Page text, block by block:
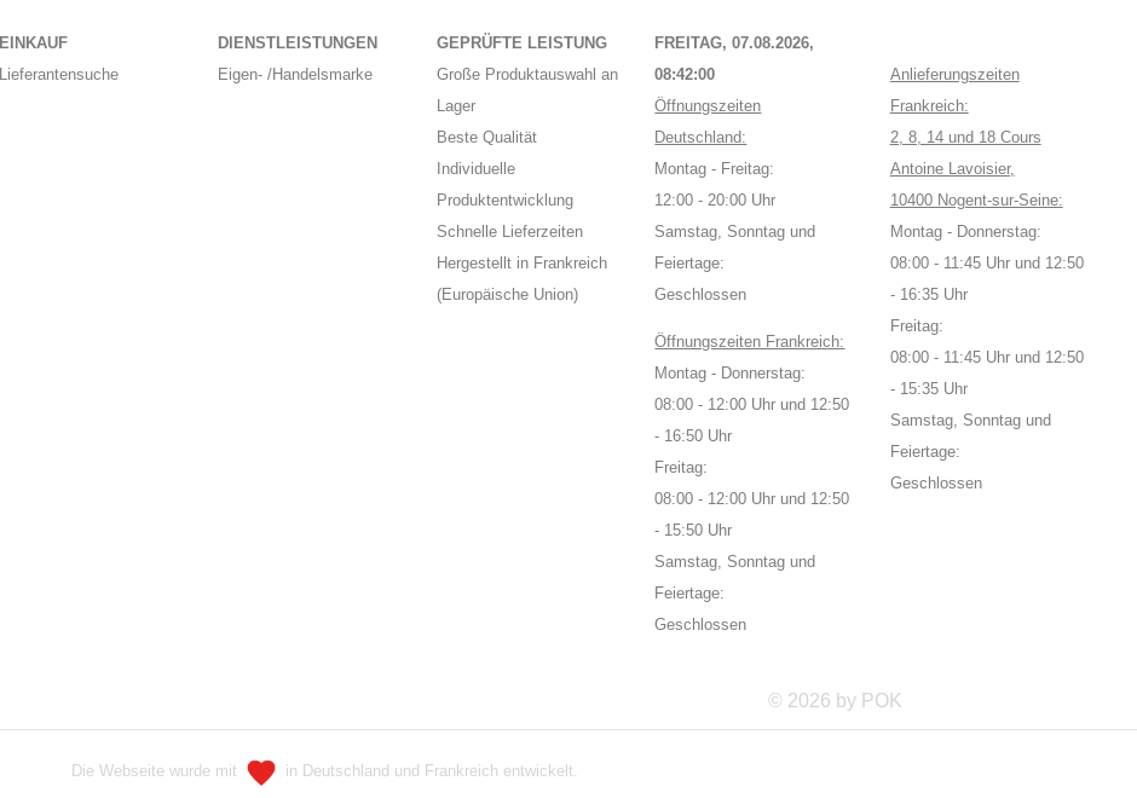
EINKAUF
Lieferantensuche
DIENSTLEISTUNGEN
Eigen- /Handelsmarke
GEPRÜFTE LEISTUNG
Große Produktauswahl an
Lager
Beste Qualität
Individuelle
Produktentwicklung
Schnelle Lieferzeiten
Hergestellt in Frankreich
(Europäische Union)
FREITAG, 07.08.2026,
08:42:01
Öffnungszeiten
Deutschland:
Montag - Freitag:
12:00 - 20:00 Uhr
Samstag, Sonntag und
Feiertage:
Geschlossen
Öffnungszeiten Frankreich:
Montag - Donnerstag:
08:00 - 12:00 Uhr und 12:50
- 16:50 Uhr
Freitag:
08:00 - 12:00 Uhr und 12:50
- 15:50 Uhr
Samstag, Sonntag und
Feiertage:
Geschlossen
Anlieferungszeiten
Frankreich:
2, 8, 14 und 18 Cours
Antoine Lavoisier,
10400 Nogent-sur-Seine:
Montag - Donnerstag:
08:00 - 11:45 Uhr und 12:50
- 16:35 Uhr
Freitag:
08:00 - 11:45 Uhr und 12:50
- 15:35 Uhr
Samstag, Sonntag und
Feiertage:
Geschlossen
© 2026 by POK
Die Webseite wurde mit in Deutschland und Frankreich entwickelt.